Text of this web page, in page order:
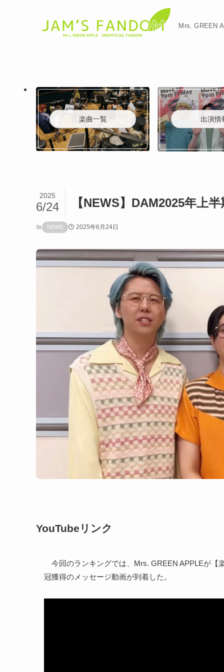
Mrs. GREEN
楽曲一覧 出演情
【NEWS】DAM2025年上
2025
6/24
NEWS 2025年6月24日
YouTubeリンク
今回のランキングでは、Mrs. GREEN APPLEが【
冠獲得のメッセージ動画が到着した。